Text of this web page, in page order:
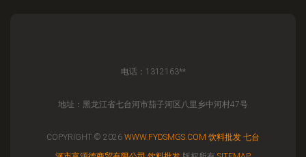
电话：1312163**
地址：黑龙江省七台河市茄子河区八里乡中河村47号
COPYRIGHT © 2026 WWW.FYDSMGS.COM 饮料批发 七台